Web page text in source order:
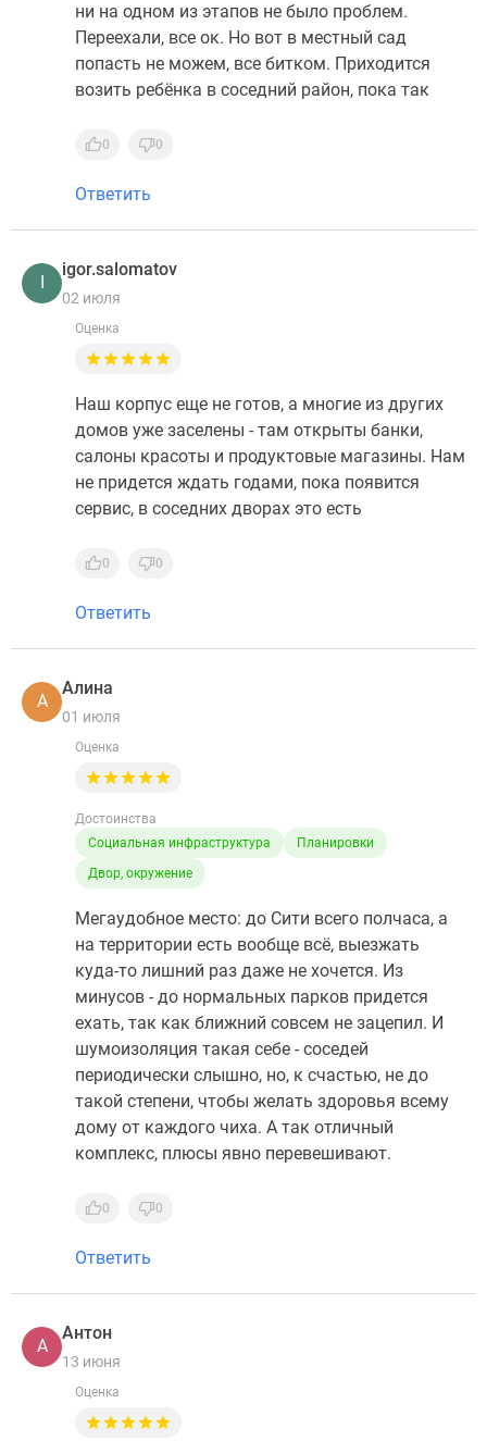
ни на одном из этапов не было проблем.
Переехали, все ок. Но вот в местный сад
попасть не можем, все битком. Приходится
возить ребёнка в соседний район, пока так
0 0
Ответить
I
igor.salomatov
02 июля
Оценка
Наш корпус еще не готов, а многие из других
домов уже заселены - там открыты банки,
салоны красоты и продуктовые магазины. Нам
не придется ждать годами, пока появится
сервис, в соседних дворах это есть
0 0
Ответить
А
Алина
01 июля
Оценка
Достоинства
Социальная инфраструктура
Планировки
Двор, окружение
Мегаудобное место: до Сити всего полчаса, а
на территории есть вообще всё, выезжать
куда-то лишний раз даже не хочется. Из
минусов - до нормальных парков придется
ехать, так как ближний совсем не зацепил. И
шумоизоляция такая себе - соседей
периодически слышно, но, к счастью, не до
такой степени, чтобы желать здоровья всему
дому от каждого чиха. А так отличный
комплекс, плюсы явно перевешивают.
0 0
Ответить
А
Антон
13 июня
Оценка